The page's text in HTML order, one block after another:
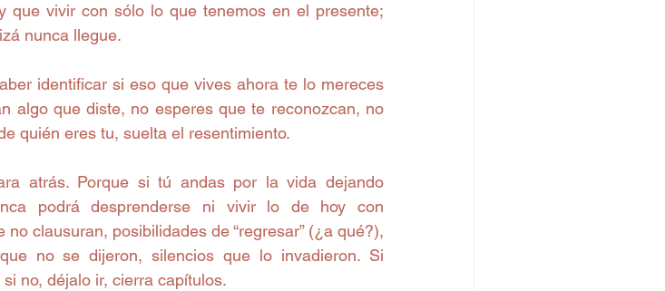
que vivir con sólo lo que tenemos en el presente;
nunca llegue.
identificar si eso que vives ahora te lo mereces
algo que diste, no esperes que te reconozcan, no
quién eres tu, suelta el resentimiento.
atrás. Porque si tú andas por la vida dejando
podrá desprenderse ni vivir lo de hoy con
clausuran, posibilidades de “regresar” (¿a qué?),
no se dijeron, silencios que lo invadieron. Si
no, déjalo ir, cierra capítulos.